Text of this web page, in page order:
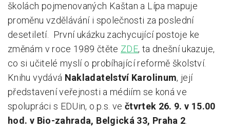
Kontakty
školách pojmenovaných Kaštan a Lípa mapuje
proměnu vzdělávání i společnosti za poslední
desetiletí. První ukázku zachycující postoje ke
změnám v roce 1989 čtěte ZDE, ta dnešní ukazuje,
co si učitelé myslí o probíhající reformě školství.
Knihu vydává Nakladatelství Karolinum, její
představení veřejnosti a médiím se koná ve
spolupráci s EDUin, o.p.s. ve čtvrtek 26. 9. v 15.00
hod. v Bio-zahrada, Belgická 33, Praha 2.